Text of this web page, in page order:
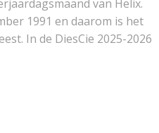
van Helix.
1991 en daarom is het
In de DiesCie 2025-2026